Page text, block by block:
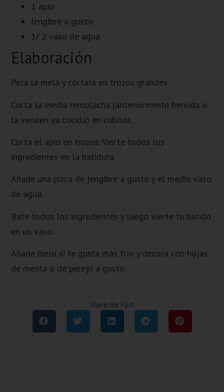
1 apio
Jengibre a gusto
1/ 2 vaso de agua
Elaboración
Pela la mela y córtala en trozos grandes.
Corta la media remolacha (anteriormente hervida o
la venden ya cocida) en cubitos.
Corta el apio en trozos. Vierte todos los
ingredientes en la batidora.
Añade una pizca de jengibre a gusto y el medio vaso
de agua.
Bate todos los ingredientes y luego vierte tu batido
en un vaso.
Añade hielo si te gusta más frío y decora con hojas
de menta o de perejil a gusto.
Share the Post: